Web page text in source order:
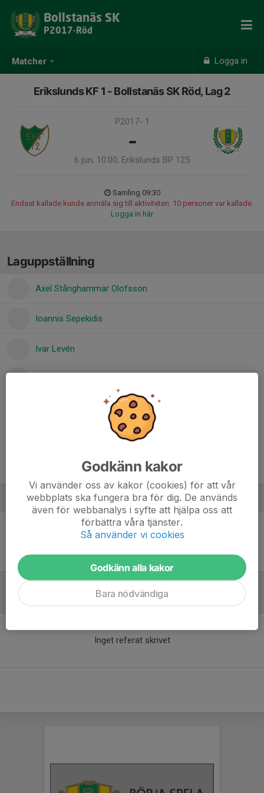
Matcher Logga in
Bollstanäs SK
P2017-Röd
Erikslunds KF 1 - Bollstanäs SK Röd, Lag 2
P2017- 1
-
6 jun, 10:00, Erikslunds BP 125
Samling 09:30
Endast kallade kunde anmäla sig till aktiviteten. 10 personer var kallade.
Logga in här
Laguppställning
Axel Stånghammar Olofsson
Ioannis Sepekidis
Ivar Levén
Lennox Fogelström
Noah Atangana
Ledare
Alexios SepekidisTränare
Yousef GhaderiTränare
Inget referat skrivet
Godkänn kakor
Vi använder oss av kakor (cookies) för att vår
webbplats ska fungera bra för dig. De används
även för webbanalys i syfte att hjälpa oss att
förbättra våra tjänster.
Så använder vi cookies
Godkänn alla kakor
Bara nödvändiga